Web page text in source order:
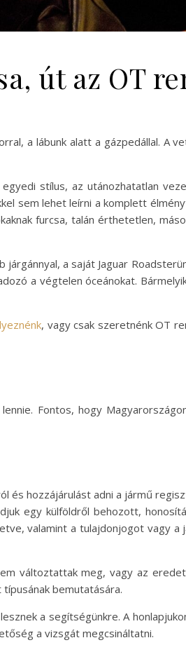
út az OT
a lábunk alatt a gázpedállal. A
stílus, az utánozhatatlan
sem lehet leírni a komplett
furcsa, talán érthetetlen,
a saját Jaguar
a végtelen óceánokat.
, vagy csak szeretnénk OT
Fontos, hogy
és hozzájárulást adni a jármű
egy külföldről behozott,
valamint a tulajdonjogot vagy a
változtattak meg, vagy az
bemutatására.
a segítségünkre. A
a vizsgát megcsináltatni.